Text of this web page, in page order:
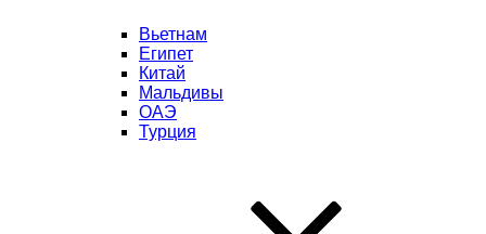
Вьетнам
Египет
Китай
Мальдивы
ОАЭ
Турция